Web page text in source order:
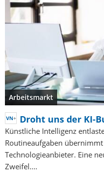
Arbeitsmarkt
Droht uns der KI-
Künstliche Intelligenz
Routineaufgaben
Technologieanbieter. Eine
Zweifel.…